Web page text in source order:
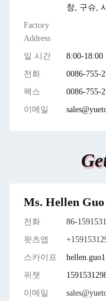
창, 구슈,
Factory
Address
일 시간
8:00-18:00
전화
0086-755-
팩스
0086-755-
이메일
Ms. Hellen Guo
전화
86-
왓츠앱
스카이프
hellen.guo1
위챗
이메일